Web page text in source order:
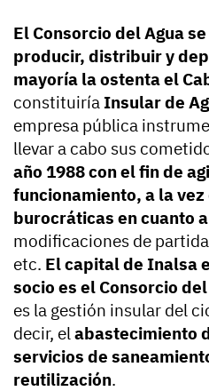
El Consorcio del Agua
producir, distribuir y
mayoría la ostenta el
constituiría Insular de
empresa pública
llevar a cabo sus
año 1988 con el fin de
funcionamiento, a la
burocráticas en cuanto
modificaciones de
etc. El capital de Inalsa
socio es el Consorcio
es la gestión insular del
decir, el abastecimiento
servicios de
reutilización.